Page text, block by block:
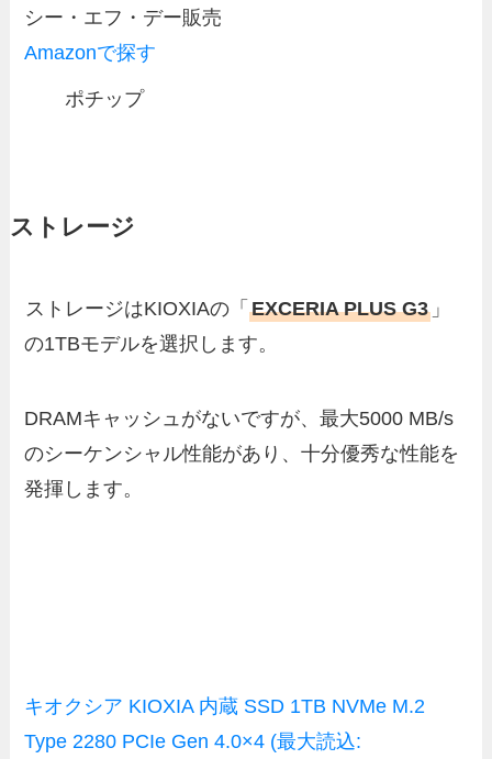
シー・エフ・デー販売
Amazonで探す
ポチップ
ストレージ
ストレージはKIOXIAの「EXCERIA PLUS G3 」
の1TBモデルを選択します。
DRAMキャッシュがないですが、最大5000 MB/s
のシーケンシャル性能があり、十分優秀な性能を
発揮します。
キオクシア KIOXIA 内蔵 SSD 1TB NVMe M.2
Type 2280 PCIe Gen 4.0×4 (最大読込: